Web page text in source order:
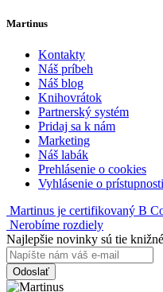
Martinus
Kontakty
Náš príbeh
Náš blog
Knihovrátok
Partnerský systém
Pridaj sa k nám
Marketing
Náš labák
Prehlásenie o cookies
Vyhlásenie o prístupnosti
Martinus je certifikovaný B
Nerobíme rozdiely
Najlepšie novinky sú tie
Odoslať